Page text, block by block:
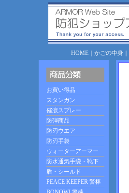
HOME｜ かごの中身｜